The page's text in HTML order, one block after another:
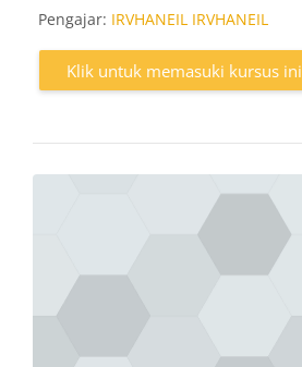
Pengajar: IRVHANEIL IRVHANEIL
Klik untuk memasuki kursus ini